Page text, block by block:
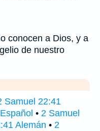
conocen a Dios, y a
de nuestro
Samuel 22:41
• 2 Samuel
Alemán • 2